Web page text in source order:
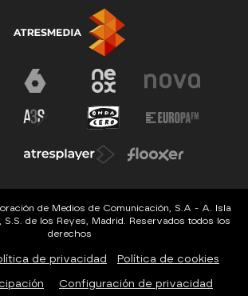
de Medios de Comunicación, S.A - A. Isla
S.S. de los Reyes, Madrid. Reservados todos los
derechos
de privacidad Política de cookies
Configuración de privacidad